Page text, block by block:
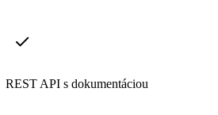
REST API s dokumentáciou